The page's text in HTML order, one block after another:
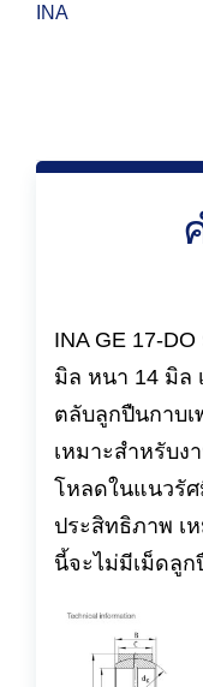
INA
INA GE 17-
มิล หนา 14 มิล
ตลับลูกปืนกาบเ
เหมาะสำหรับง
โหลดในแนวรั
ประสิทธิภาพ เ
นี้จะไม่มีเม็ดลูก